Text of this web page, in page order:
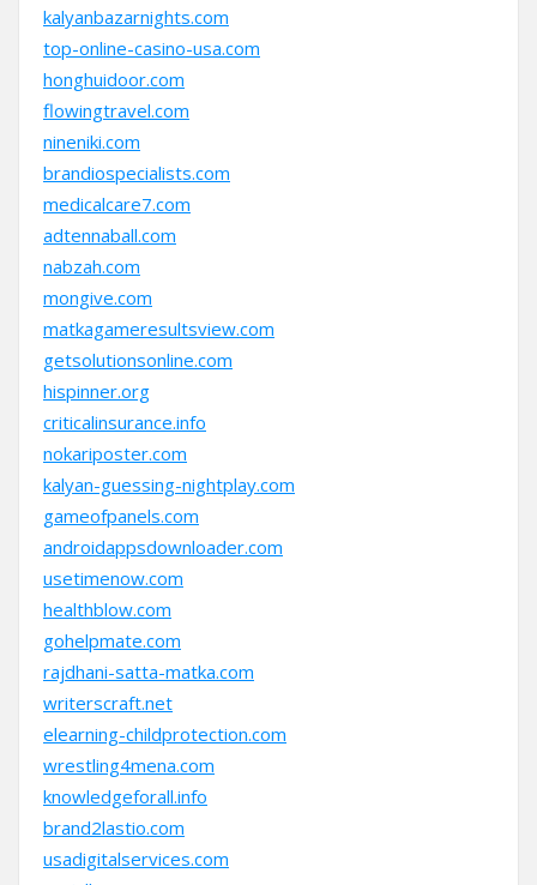
kalyanbazarnights.com
top-online-casino-usa.com
honghuidoor.com
flowingtravel.com
nineniki.com
brandiospecialists.com
medicalcare7.com
adtennaball.com
nabzah.com
mongive.com
matkagameresultsview.com
getsolutionsonline.com
hispinner.org
criticalinsurance.info
nokariposter.com
kalyan-guessing-nightplay.com
gameofpanels.com
androidappsdownloader.com
usetimenow.com
healthblow.com
gohelpmate.com
rajdhani-satta-matka.com
writerscraft.net
elearning-childprotection.com
wrestling4mena.com
knowledgeforall.info
brand2lastio.com
usadigitalservices.com